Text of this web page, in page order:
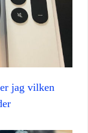
jag vilken